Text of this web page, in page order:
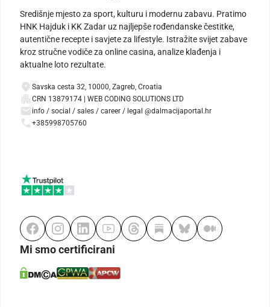
Središnje mjesto za sport, kulturu i modernu zabavu. Pratimo
HNK Hajduk i KK Zadar uz najljepše rođendanske čestitke,
autentične recepte i savjete za lifestyle. Istražite svijet zabave
kroz stručne vodiče za online casina, analize klađenja i
aktualne loto rezultate.
Savska cesta 32, 10000, Zagreb, Croatia
CRN 13879174 | WEB CODING SOLUTIONS LTD
info / social / sales / career / legal @dalmacijaportal.hr
+385998705760
Mi smo certificirani